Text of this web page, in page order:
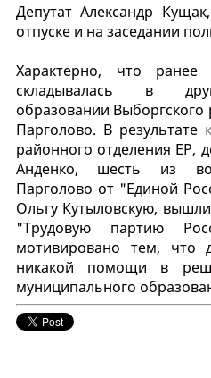
Депутат Александр
отпуске и на заседании
Характерно, что ранее
складывалась в
образовании
Парголово. В результате
районного отделения ЕР,
Анденко, шесть из
Парголово от "Единой
Ольгу Кутыловскую,
"Трудовую партию
мотивировано тем, что
никакой помощи в
муниципального